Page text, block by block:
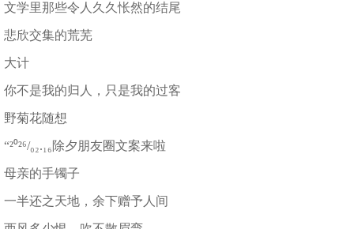
文学里那些令人久久怅然的结尾
悲欣交集的荒芜
大计
你不是我的归人，只是我的过客
野菊花随想
“²⁰²⁶/₀₂.₁₆除夕朋友圈文案来啦
母亲的手镯子
一半还之天地，余下赠予人间